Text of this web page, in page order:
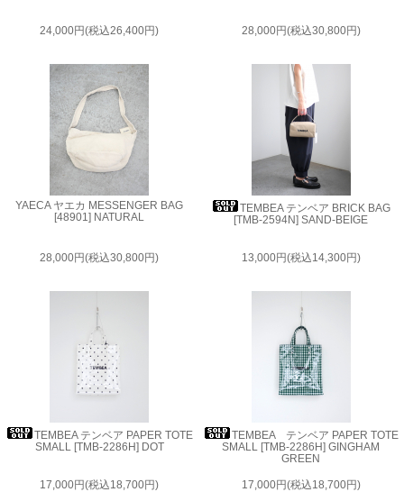
24,000円(税込26,400円) 28,000円(税込30,800円)
YAECA ヤエカ MESSENGER BAG
[48901] NATURAL
28,000円(税込30,800円)
TEMBEA テンベア BRICK BAG
[TMB-2594N] SAND-BEIGE
13,000円(税込14,300円)
TEMBEA テンベア PAPER TOTE
SMALL [TMB-2286H] DOT
17,000円(税込18,700円)
TEMBEA テンベア PAPER TOTE
SMALL [TMB-2286H] GINGHAM
GREEN
17,000円(税込18,700円)